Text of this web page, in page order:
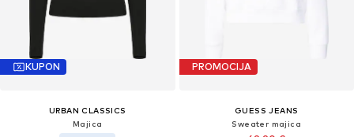
KUPON
URBAN CLASSICS
Majica
PROMOCIJA
GUESS JEANS
Sweater majica